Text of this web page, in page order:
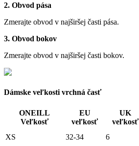
2. Obvod pása
Zmerajte obvod v najširšej časti pása.
3. Obvod bokov
Zmerajte obvod v najširšej časti bokov.
Dámske veľkosti vrchná časť
ONEILL
Veľkosť
EU
veľkosť
UK
veľkosť
XS 32-34 6